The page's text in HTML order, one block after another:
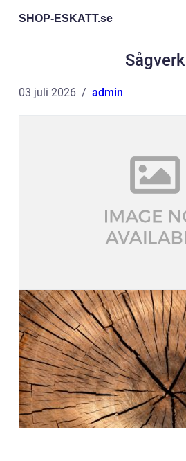
SHOP-ESKATT.se
Sågverk
03 juli 2026 admin